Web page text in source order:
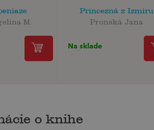
M.
Princezná z Izmiru
Pronská Jana
Na sklade
o knihe